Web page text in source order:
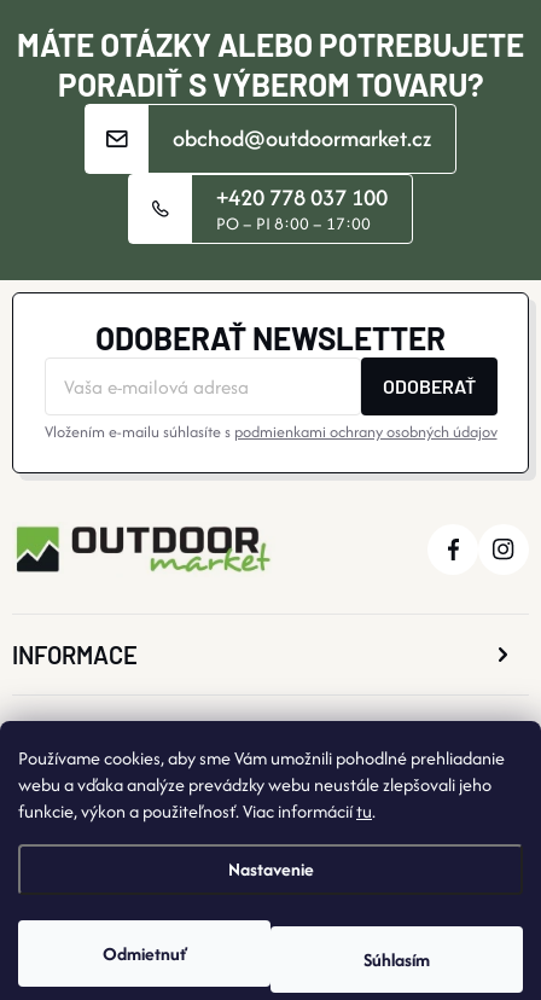
Používame cookies, aby sme Vám umožnili pohodlné prehliadanie
webu a vďaka analýze prevádzky webu neustále zlepšovali jeho
funkcie, výkon a použiteľnosť. Viac informáciítu.
Nastavenie
Odmietnuť Súhlasím
MÁTE OTÁZKY ALEBO POTREBUJETE
PORADIŤ S VÝBEROM TOVARU?
obchod@outdoormarket.cz
+420 778 037 100
PO – PI 8:00 – 17:00
ODOBERAŤ NEWSLETTER
ODOBERAŤ
Vložením e-mailu súhlasíte s podmienkami ochrany osobných údajov
INFORMACE
KONTAKTNÉ ÚDAJE
Copyright 2026OutdoorMarket . Všetky práva vyhradené.